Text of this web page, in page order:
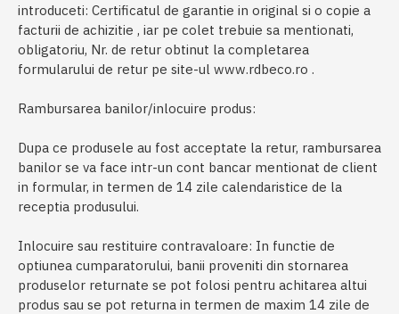
introduceti: Certificatul de garantie in original si o copie a
facturii de achizitie , iar pe colet trebuie sa mentionati,
obligatoriu, Nr. de retur obtinut la completarea
formularului de retur pe site-ul www.rdbeco.ro .
Rambursarea banilor/inlocuire produs:
Dupa ce produsele au fost acceptate la retur, rambursarea
banilor se va face intr-un cont bancar mentionat de client
in formular, in termen de 14 zile calendaristice de la
receptia produsului.
Inlocuire sau restituire contravaloare: In functie de
optiunea cumparatorului, banii proveniti din stornarea
produselor returnate se pot folosi pentru achitarea altui
produs sau se pot returna in termen de maxim 14 zile de